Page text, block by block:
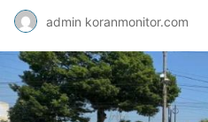
admin koranmonitor.com